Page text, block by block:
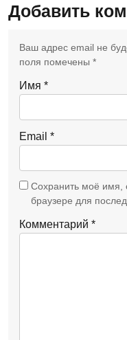
Добавить
Ваш адрес email не
поля помечены *
Комментарий *
Имя *
Email *
Сохранить моё имя,
браузере для